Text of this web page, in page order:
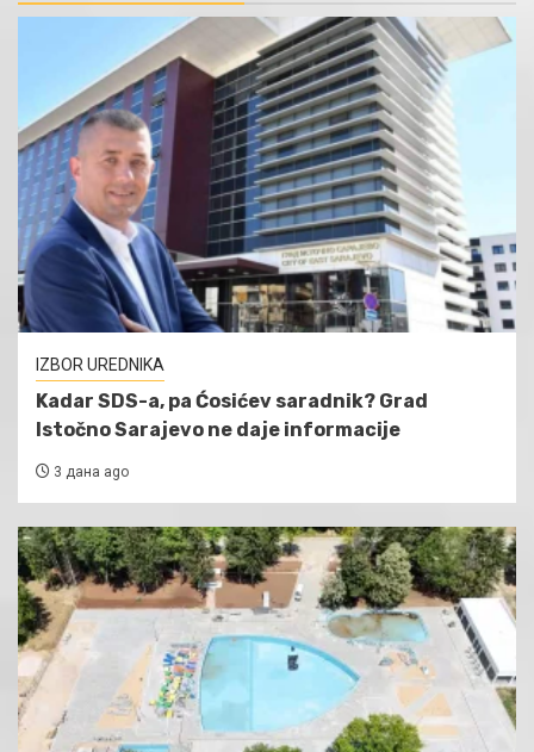
IZBOR UREDNIKA
Kadar SDS-a, pa Ćosićev saradnik? Grad
Istočno Sarajevo ne daje informacije
3 дана ago